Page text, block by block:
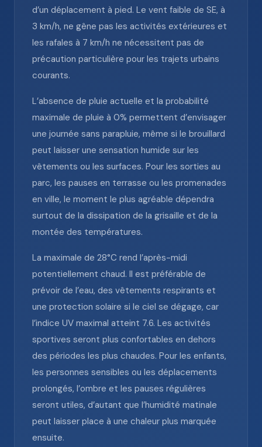
d’un déplacement à pied. Le vent faible de SE, à
3 km/h, ne gêne pas les activités extérieures et
les rafales à 7 km/h ne nécessitent pas de
précaution particulière pour les trajets urbains
courants.
L’absence de pluie actuelle et la probabilité
maximale de pluie à 0% permettent d’envisager
une journée sans parapluie, même si le brouillard
peut laisser une sensation humide sur les
vêtements ou les surfaces. Pour les sorties au
parc, les pauses en terrasse ou les promenades
en ville, le moment le plus agréable dépendra
surtout de la dissipation de la grisaille et de la
montée des températures.
La maximale de 28°C rend l’après-midi
potentiellement chaud. Il est préférable de
prévoir de l’eau, des vêtements respirants et
une protection solaire si le ciel se dégage, car
l’indice UV maximal atteint 7.6. Les activités
sportives seront plus confortables en dehors
des périodes les plus chaudes. Pour les enfants,
les personnes sensibles ou les déplacements
prolongés, l’ombre et les pauses régulières
seront utiles, d’autant que l’humidité matinale
peut laisser place à une chaleur plus marquée
ensuite.